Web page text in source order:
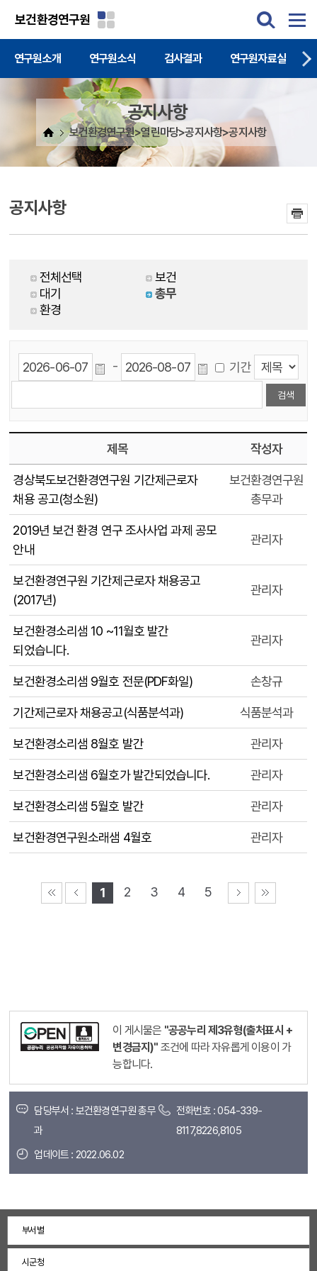
보건환경연구원
연구원소개 연구원소식 검사결과 연구원자료실
공지사항
보건환경연구원>열린마당>공지사항>공지사항
공지사항
전체선택
보건
대기
총무
환경
- 기간
제목 작성자
경상북도보건환경연구원 기간제근로자
채용 공고(청소원)
보건환경연구원
총무과
2019년 보건 환경 연구 조사사업 과제 공모
안내
관리자
보건환경연구원 기간제근로자 채용공고
(2017년)
관리자
보건환경소리샘 10 ~11월호 발간
되었습니다.
관리자
보건환경소리샘 9월호 전문(PDF화일) 손창규
기간제근로자 채용공고(식품분석과) 식품분석과
보건환경소리샘 8월호 발간 관리자
보건환경소리샘 6월호가 발간되었습니다. 관리자
보건환경소리샘 5월호 발간 관리자
보건환경연구원소래샘 4월호 관리자
1 2 3 4 5
이 게시물은 "공공누리 제3유형(출처표시 +
변경금지)" 조건에 따라 자유롭게 이용이 가
능합니다.
담당부서 : 보건환경연구원 총무
과
전화번호 : 054-339-
8117,8226,8105
업데이트 : 2022.06.02
부서별
시군청